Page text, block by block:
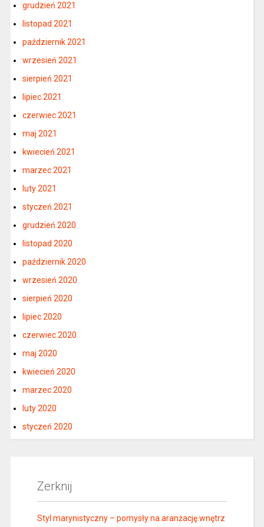
grudzień 2021
listopad 2021
październik 2021
wrzesień 2021
sierpień 2021
lipiec 2021
czerwiec 2021
maj 2021
kwiecień 2021
marzec 2021
luty 2021
styczeń 2021
grudzień 2020
listopad 2020
październik 2020
wrzesień 2020
sierpień 2020
lipiec 2020
czerwiec 2020
maj 2020
kwiecień 2020
marzec 2020
luty 2020
styczeń 2020
Zerknij
Styl marynistyczny – pomysły na aranżację wnętrz